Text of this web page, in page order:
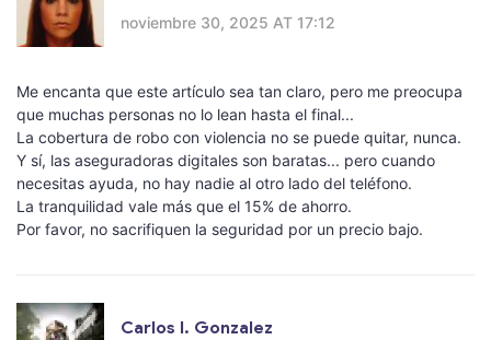
noviembre 30, 2025 AT 17:12
Me encanta que este artículo sea tan claro, pero me preocupa
que muchas personas no lo lean hasta el final...
La cobertura de robo con violencia no se puede quitar, nunca.
Y sí, las aseguradoras digitales son baratas... pero cuando
necesitas ayuda, no hay nadie al otro lado del teléfono.
La tranquilidad vale más que el 15% de ahorro.
Por favor, no sacrifiquen la seguridad por un precio bajo.
Carlos I. Gonzalez